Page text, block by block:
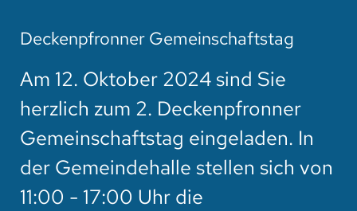
Deckenpfronner Gemeinschaftstag
Am 12. Oktober 2024 sind Sie
herzlich zum 2. Deckenpfronner
Gemeinschaftstag eingeladen. In
der Gemeindehalle stellen sich von
11:00 - 17:00 Uhr die